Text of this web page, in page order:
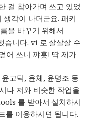
걸 참아가며 쓰고 있었
각이 나더군요. 패키
을 바꾸기 위해서
니다. vi 로 살살살 수
어 쓰니 꺄홋! 딱 제가
고딕, 윤체, 윤명조 등
나 저와 비슷한 작업을
를 받아서 설치하시
를 이용하시면 됩니다.